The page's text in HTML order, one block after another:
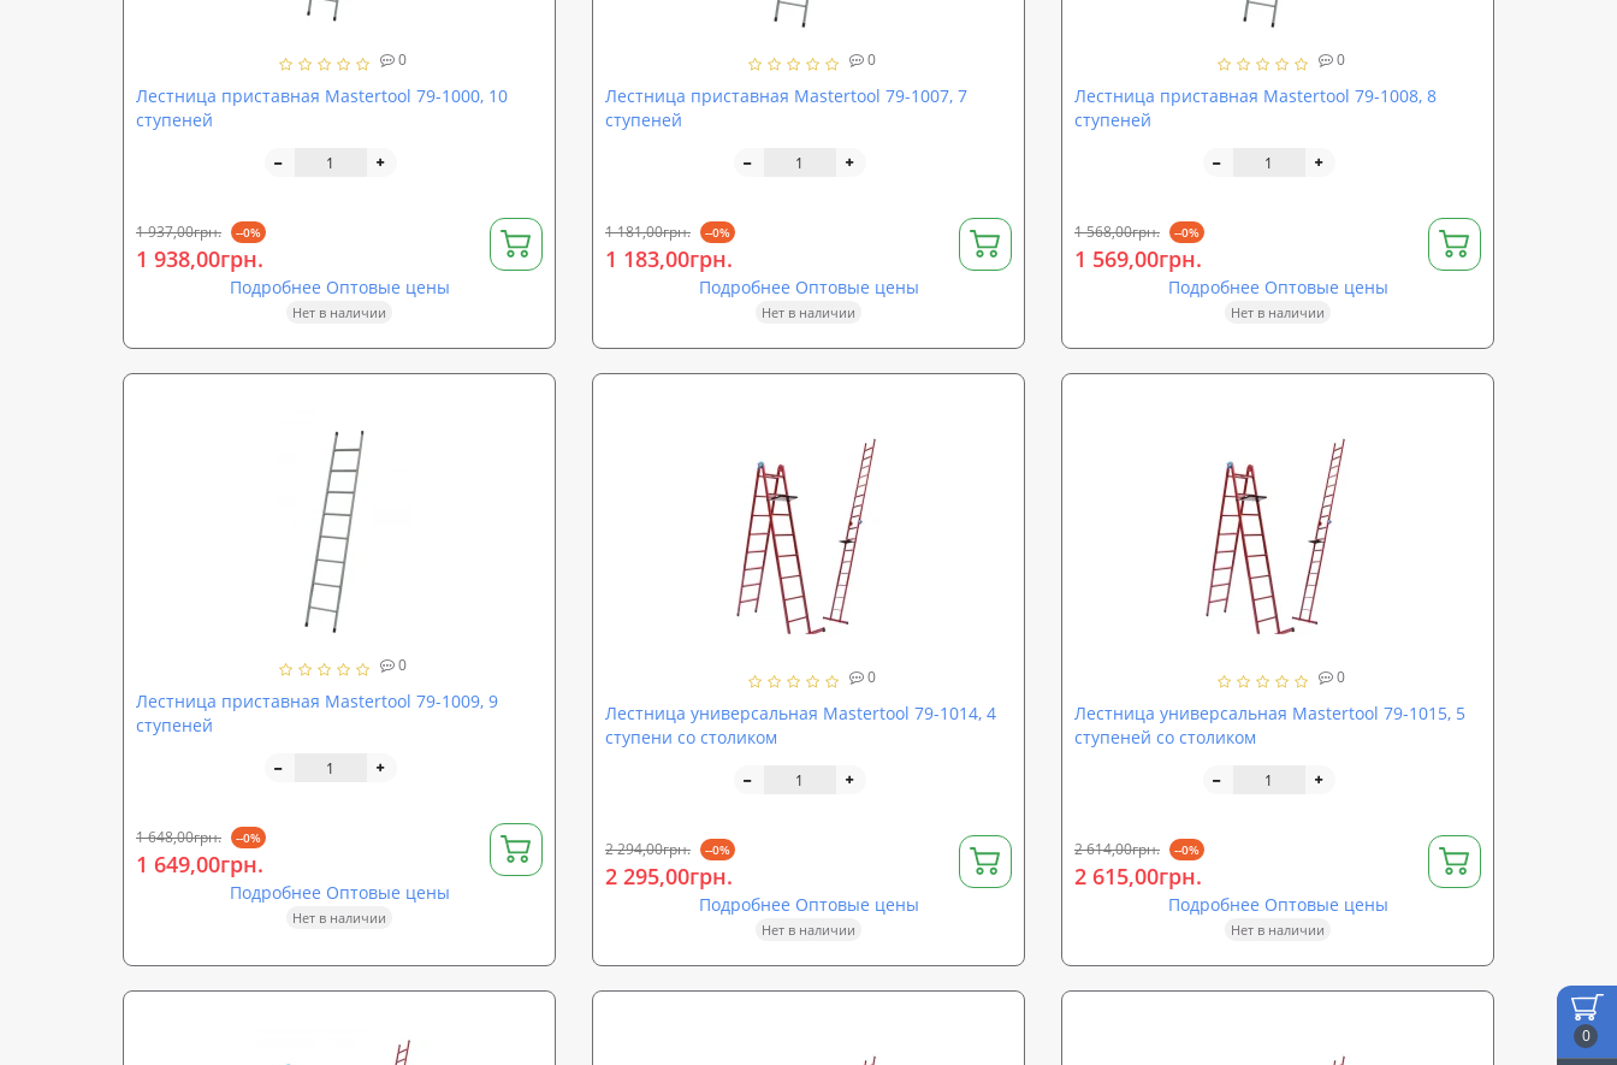
0
0
Лестница приставная Mastertool 79-1000, 10
ступеней
1 937,00грн. --0%
1 938,00грн.
Подробнее Оптовые цены
Нет в наличии
0
Лестница приставная Mastertool 79-1007, 7
ступеней
1 181,00грн. --0%
1 183,00грн.
Подробнее Оптовые цены
Нет в наличии
0
Лестница приставная Mastertool 79-1008, 8
ступеней
1 568,00грн. --0%
1 569,00грн.
Подробнее Оптовые цены
Нет в наличии
0
Лестница приставная Mastertool 79-1009, 9
ступеней
1 648,00грн. --0%
1 649,00грн.
Подробнее Оптовые цены
Нет в наличии
0
Лестница универсальная Mastertool 79-1014, 4
ступени со столиком
2 294,00грн. --0%
2 295,00грн.
Подробнее Оптовые цены
Нет в наличии
0
Лестница универсальная Mastertool 79-1015, 5
ступеней со столиком
2 614,00грн. --0%
2 615,00грн.
Подробнее Оптовые цены
Нет в наличии